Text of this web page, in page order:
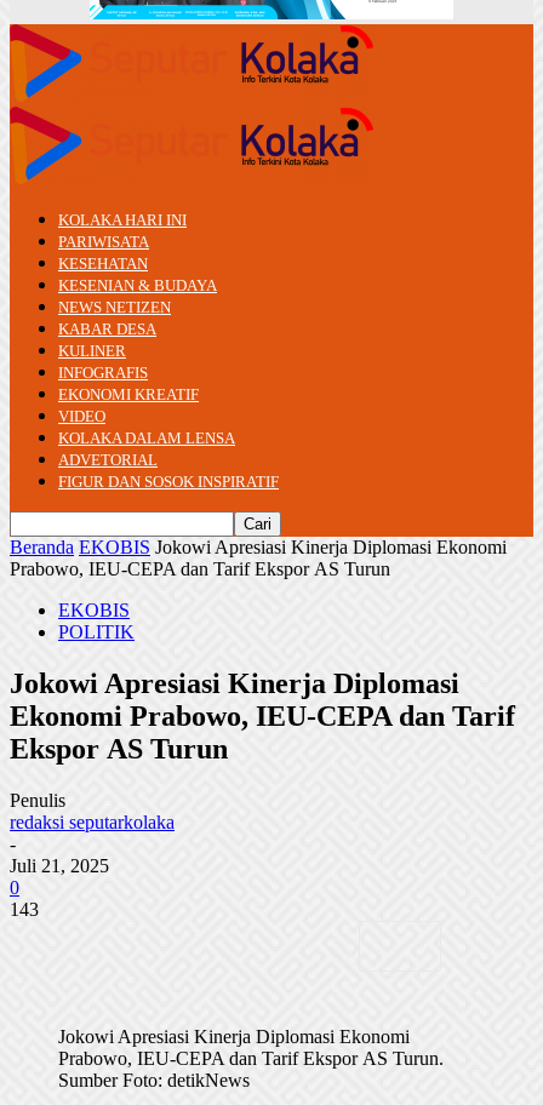
KOLAKA HARI INI
PARIWISATA
KESEHATAN
KESENIAN & BUDAYA
NEWS NETIZEN
KABAR DESA
KULINER
INFOGRAFIS
EKONOMI KREATIF
VIDEO
KOLAKA DALAM LENSA
ADVETORIAL
FIGUR DAN SOSOK INSPIRATIF
Beranda EKOBIS Jokowi Apresiasi Kinerja Diplomasi Ekonomi
Prabowo, IEU-CEPA dan Tarif Ekspor AS Turun
EKOBIS
POLITIK
Jokowi Apresiasi Kinerja Diplomasi
Ekonomi Prabowo, IEU-CEPA dan Tarif
Ekspor AS Turun
Penulis
redaksi seputarkolaka
-
Juli 21, 2025
0
143
Jokowi Apresiasi Kinerja Diplomasi Ekonomi
Prabowo, IEU-CEPA dan Tarif Ekspor AS Turun.
Sumber Foto: detikNews